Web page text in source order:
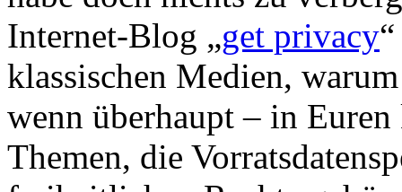
Internet-Blog „get privacy
klassischen Medien,
wenn überhaupt – in Euren
Themen, die